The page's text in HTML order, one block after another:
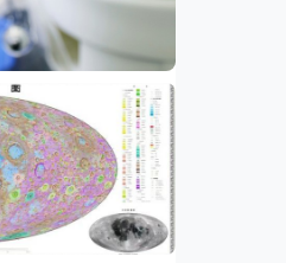
dari nol,
bakteriofag